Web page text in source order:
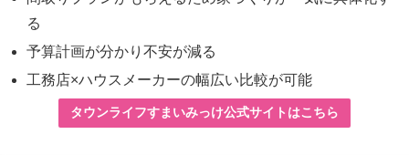
る
予算計画が分かり不安が減る
工務店×ハウスメーカーの幅広い比較が可能
タウンライフすまいみっけ公式サイトはこちら